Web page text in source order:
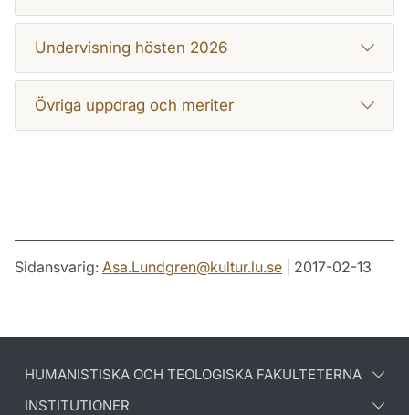
Undervisning hösten 2026
Övriga uppdrag och meriter
Sidansvarig: Asa.Lundgren@kultur.lu.se | 2017-02-13
HUMANISTISKA OCH TEOLOGISKA FAKULTETERNA
INSTITUTIONER